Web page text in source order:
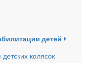
детей
колясок